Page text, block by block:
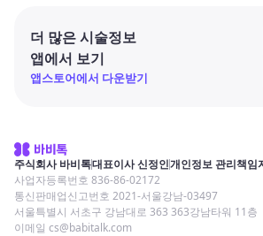
더 많은 시술정보
앱에서 보기
앱스토어에서 다운받기
주식회사 바비톡대표이사 신정인개인정보 관리책임
사업자등록번호 836-86-02172
통신판매업신고번호 2021-서울강남-03497
서울특별시 서초구 강남대로 363 363강남타워 11층
이메일 cs@babitalk.com